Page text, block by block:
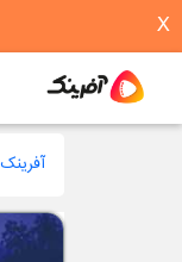
X
آفرینک